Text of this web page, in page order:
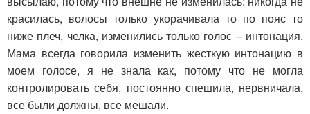
красилась, волосы только укорачивала то по пояс то
ниже плеч, челка, изменились только голос – интонация.
Мама всегда говорила изменить жесткую интонацию в
моем голосе, я не знала как, потому что не могла
контролировать себя, постоянно спешила, нервничала,
все были должны, все мешали.